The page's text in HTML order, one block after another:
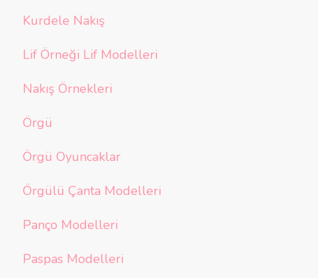
Kurdele Nakış
Lif Örneği Lif Modelleri
Nakış Örnekleri
Örgü
Örgü Oyuncaklar
Örgülü Çanta Modelleri
Panço Modelleri
Paspas Modelleri